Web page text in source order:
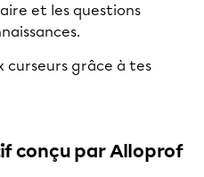
et les questions
curseurs grâce à tes
conçu par Alloprof